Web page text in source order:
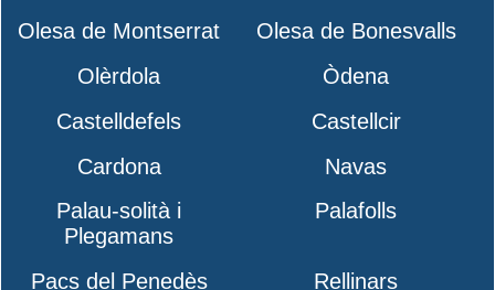
Olesa de Montserrat
Olesa de Bonesvalls
Olèrdola
Òdena
Castelldefels
Castellcir
Cardona
Navas
Palau-solità i
Plegamans
Palafolls
Pacs del Penedès Rellinars